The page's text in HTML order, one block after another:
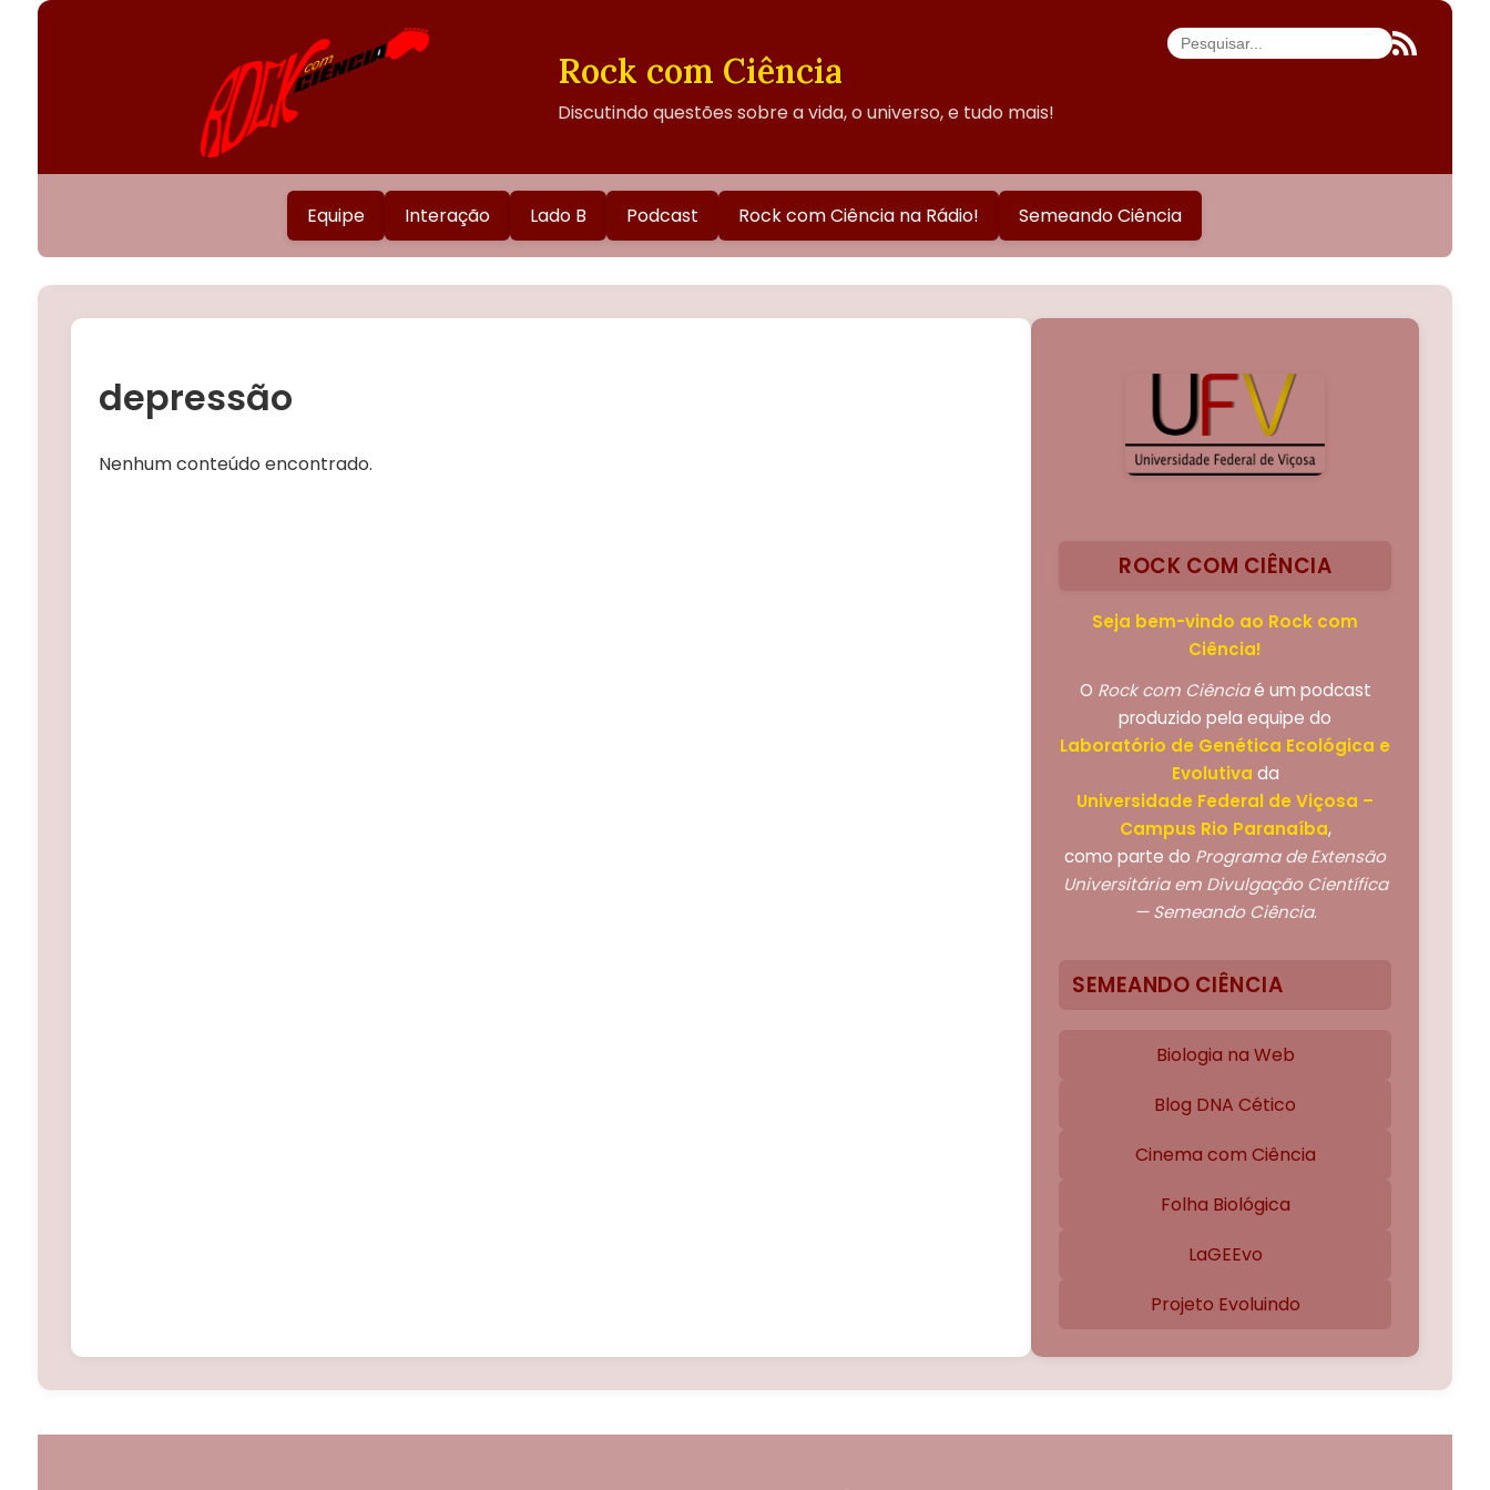
Rock com Ciência
Discutindo questões sobre a vida, o universo, e tudo mais!
Equipe Interação Lado B Podcast Rock com Ciência na Rádio! Semeando Ciência
depressão
Nenhum conteúdo encontrado.
ROCK COM CIÊNCIA
Seja bem-vindo ao Rock com
Ciência!
O Rock com Ciênciaé um podcast
produzido pela equipe do
Laboratório de Genética Ecológica e
Evolutiva da
Universidade Federal de Viçosa –
Campus Rio Paranaíba,
como parte do Programa de Extensão
Universitária em Divulgação Científica
— Semeando Ciência.
SEMEANDO CIÊNCIA
Biologia na Web
Blog DNA Cético
Cinema com Ciência
Folha Biológica
LaGEEvo
Projeto Evoluindo